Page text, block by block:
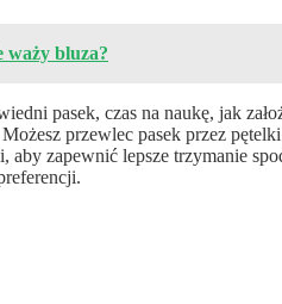
waży bluza?
pasek, czas na naukę, jak
przewlec pasek przez
aby zapewnić lepsze trzymanie